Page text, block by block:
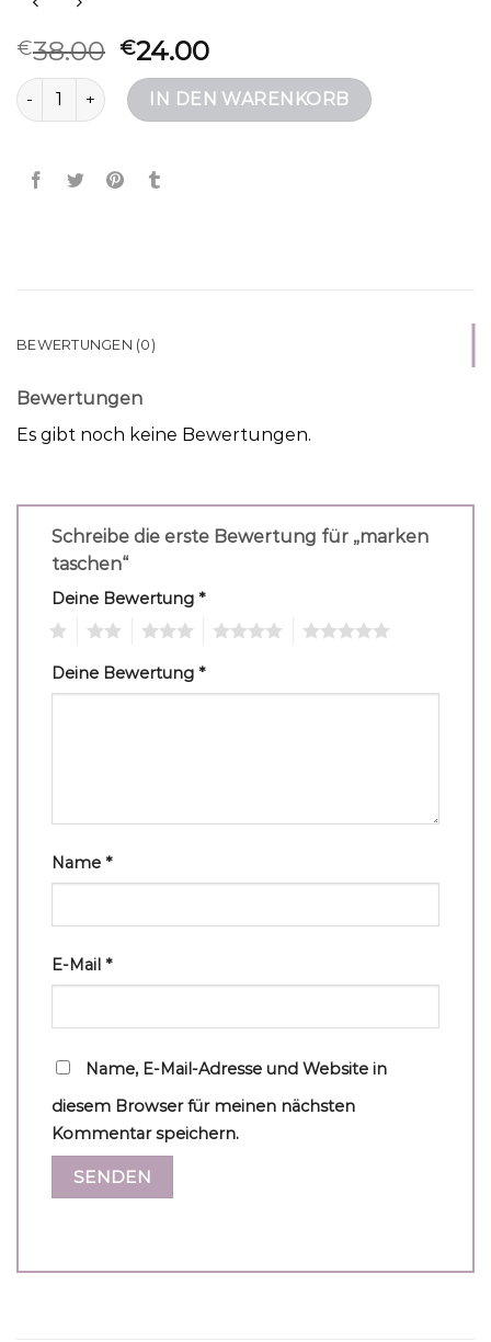
€38.00 €24.00
marken taschen MengeIN DEN WARENKORB
BEWERTUNGEN (0)
Bewertungen
Es gibt noch keine Bewertungen.
Schreibe die erste Bewertung für „marken
taschen“
Deine Bewertung *
Deine Bewertung *
Name *
E-Mail *
Name, E-Mail-Adresse und Website in
diesem Browser für meinen nächsten
Kommentar speichern.